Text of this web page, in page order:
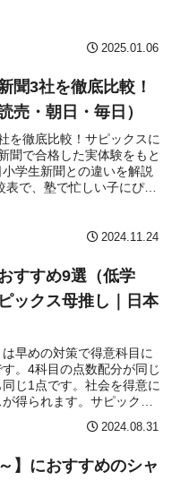
2025.01.06
聞3社を徹底比較！
売・朝日・毎日）
を徹底比較！サピックスに
聞で合格した実体験をもと
学生新聞との違いを解説
で、塾で忙しい子にぴっ
2024.11.24
すすめ9選（低学
ックス母推し｜日本
早めの対策で得意科目に
。4科目の点数配分が同じ
じ1点です。社会を得意に
得られます。サピックス
画」を愛読していま...
2024.08.31
】におすすめのシャ